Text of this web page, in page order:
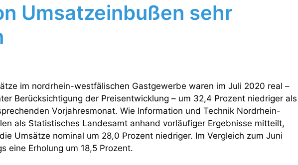
Umsatzeinbußen sehr
im nordrhein-westfälischen Gastgewerbe waren im Juli 2020 real –
Berücksichtigung der Preisentwicklung – um 32,4 Prozent niedriger als
Vorjahresmonat. Wie Information und Technik Nordrhein-
als Statistisches Landesamt anhand vorläufiger Ergebnisse mitteilt,
Umsätze nominal um 28,0 Prozent niedriger. Im Vergleich zum Juni
eine Erholung um 18,5 Prozent.